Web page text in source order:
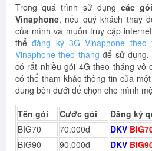
Trong quá trình sử dụng các
Vinaphone, nếu quý khách thay
của mình và muốn truy cập
thểđăng ký 3G Vinaphone theo
Vinaphone theo tháng để sử dụng.
có rất nhiều gói 4G theo tháng vô
có thể tham khảo thông tin của
dung bên dưới để chọn cho mình
Tên gói
Cước gói Đăng ký
BIG70
70.000đ DKV
BIG90
90.000đ DKV